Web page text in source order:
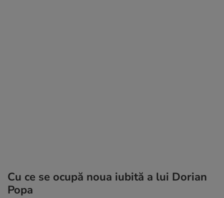
Cu ce se ocupă noua iubită a lui Dorian
Popa